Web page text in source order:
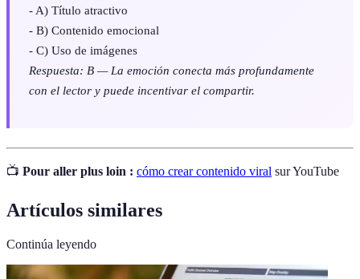
- A) Título atractivo
- B) Contenido emocional
- C) Uso de imágenes
Respuesta: B — La emoción conecta más profundamente
con el lector y puede incentivar el compartir.
📺 Pour aller plus loin : cómo crear contenido viral sur YouTube
Artículos similares
Continúa leyendo